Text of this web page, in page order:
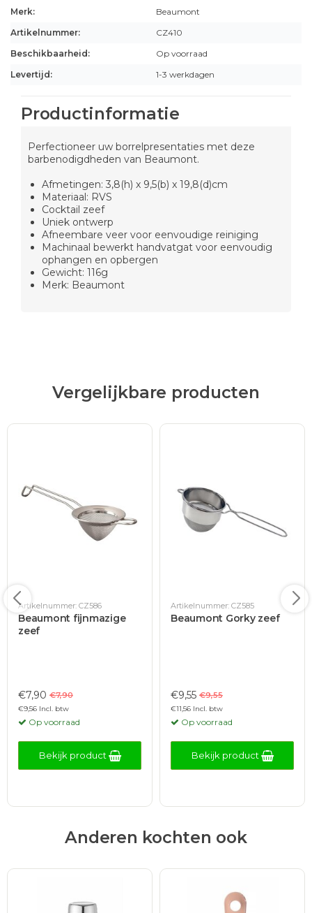
Merk:
Beaumont
Artikelnummer:
CZ410
Beschikbaarheid:
Op voorraad
Levertijd:
1-3 werkdagen
Productinformatie
Perfectioneer uw borrelpresentaties met deze
barbenodigdheden van Beaumont.
Afmetingen: 3,8(h) x 9,5(b) x 19,8(d)cm
Materiaal: RVS
Cocktail zeef
Uniek ontwerp
Afneembare veer voor eenvoudige reiniging
Machinaal bewerkt handvatgat voor eenvoudig
ophangen en opbergen
Gewicht: 116g
Merk: Beaumont
Vergelijkbare producten
Artikelnummer: CZ586
Beaumont fijnmazige
zeef
€7,90 €7,90
€9,56 Incl. btw
Op voorraad
Bekijk product
Artikelnummer: CZ585
Beaumont Gorky zeef
€9,55 €9,55
€11,56 Incl. btw
Op voorraad
Bekijk product
Anderen kochten ook